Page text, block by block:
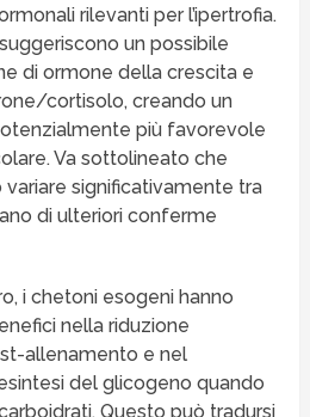
rilevanti per l’ipertrofia.
un possibile
di ormone della crescita e
cortisolo, creando un
più favorevole
Va sottolineato che
significativamente tra
di ulteriori conferme
i chetoni esogeni hanno
nella riduzione
allenamento e nel
del glicogeno quando
Questo può tradursi